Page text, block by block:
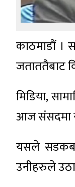
काठमाडौं ।
जताततैबाट
मिडिया,
आज संसदमा
यसले
उनीहरुले